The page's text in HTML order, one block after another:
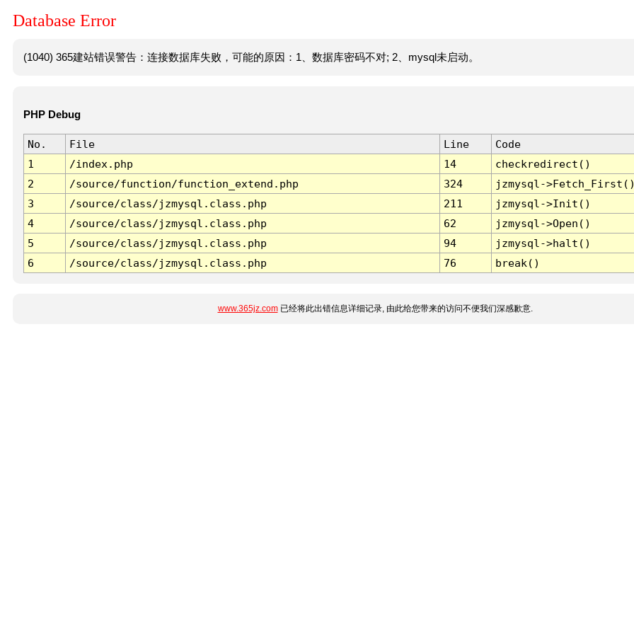
Database Error
(1040) 365建站错误警告：连接数据库失败，可能的原因：1、数据库密码不对; 2、mysql未启动。
PHP Debug
No. File Line
Code
1
/index.php 14
checkredirect()
2
/source/function/function_extend.php 324
jzmysql-
3
/source/class/jzmysql.class.php 211
jzmysql->Init()
4
/source/class/jzmysql.class.php 62
jzmysql->Open()
5
/source/class/jzmysql.class.php 94
jzmysql->halt()
6
/source/class/jzmysql.class.php 76 break()
www.365jz.com已经将此出错信息详细记录, 由此给您带来的访问不便我们深感歉意.